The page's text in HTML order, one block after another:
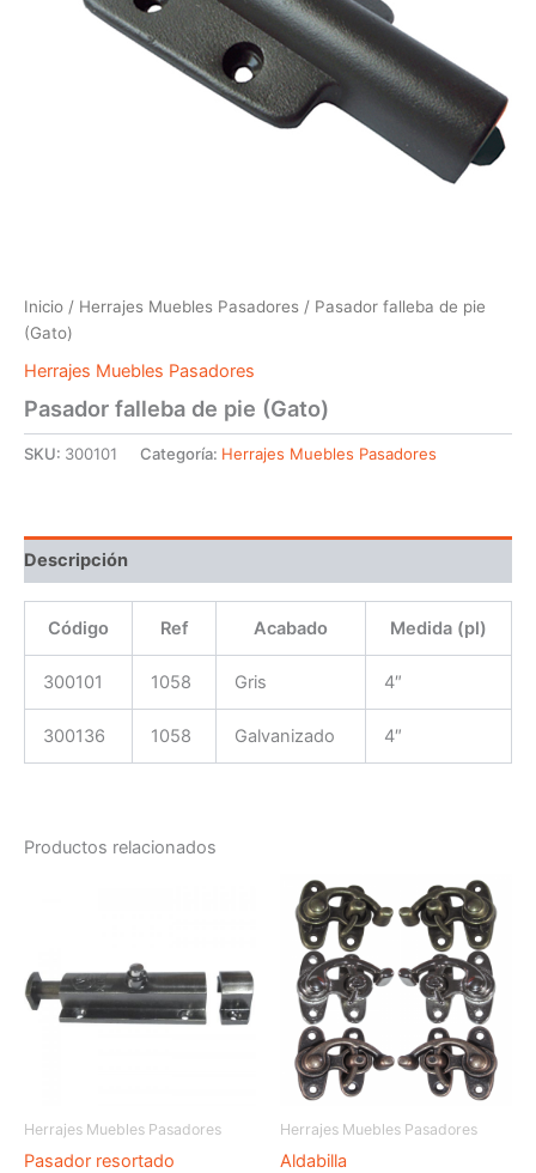
Inicio / Herrajes Muebles Pasadores / Pasador falleba de pie
(Gato)
Herrajes Muebles Pasadores
Pasador falleba de pie (Gato)
SKU: 300101 Categoría: Herrajes Muebles Pasadores
Descripción
Código Ref Acabado Medida (pl)
300101 1058 Gris 4″
300136 1058 Galvanizado 4″
Productos relacionados
Herrajes Muebles Pasadores
Pasador resortado
Herrajes Muebles Pasadores
Aldabilla